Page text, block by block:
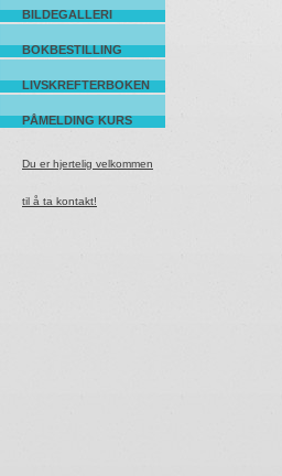
BILDEGALLERI
BOKBESTILLING
LIVSKREFTERBOKEN
PÅMELDING KURS
Du er hjertelig velkommen
til å ta kontakt!